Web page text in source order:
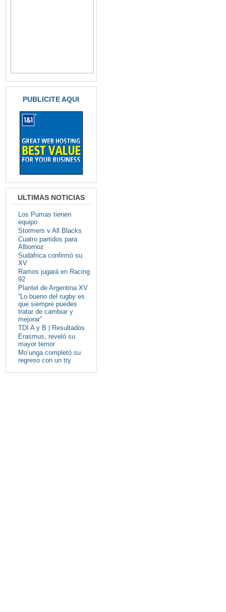
PUBLICITE AQUI
ULTIMAS NOTICIAS
Los Pumas tienen
equipo
Stormers v All Blacks
Cuatro partidos para
Albornoz
Sudáfrica confirmó su
XV
Ramos jugará en Racing
92
Plantel de Argentina XV
“Lo bueno del rugby es
que siempre puedes
tratar de cambiar y
mejorar”
TDI A y B | Resultados
Erasmus, reveló su
mayor temor
Mo’unga completó su
regreso con un try